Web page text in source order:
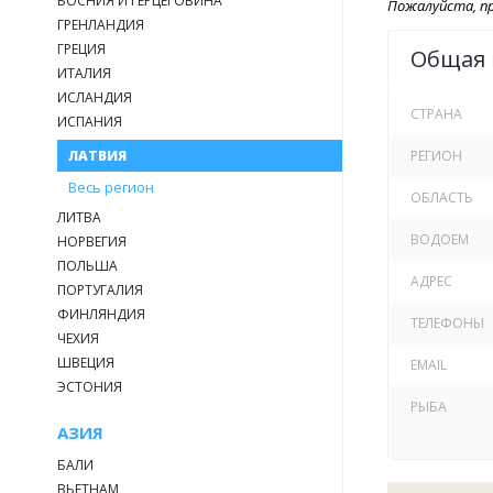
ГРЕНЛАНДИЯ
ГРЕЦИЯ
ИТАЛИЯ
ИСЛАНДИЯ
ИСПАНИЯ
ЛАТВИЯ
Весь регион
ЛИТВА
НОРВЕГИЯ
ПОЛЬША
ПОРТУГАЛИЯ
ФИНЛЯНДИЯ
ЧЕХИЯ
ШВЕЦИЯ
ЭСТОНИЯ
АЗИЯ
БАЛИ
ВЬЕТНАМ
Пожалуйста,
Общая
СТРАНА
РЕГИОН
ОБЛАСТЬ
ВОДОЕМ
АДРЕС
ТЕЛЕФОНЫ
EMAIL
РЫБА